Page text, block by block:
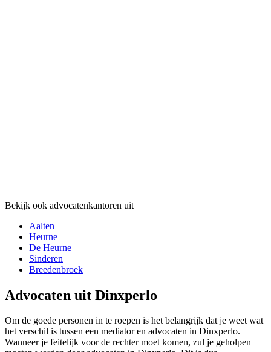
Bekijk ook advocatenkantoren uit
Aalten
Heurne
De Heurne
Sinderen
Breedenbroek
Advocaten uit Dinxperlo
Om de goede personen in te roepen is het belangrijk dat je weet wat
het verschil is tussen een mediator en advocaten in Dinxperlo.
Wanneer je feitelijk voor de rechter moet komen, zul je geholpen